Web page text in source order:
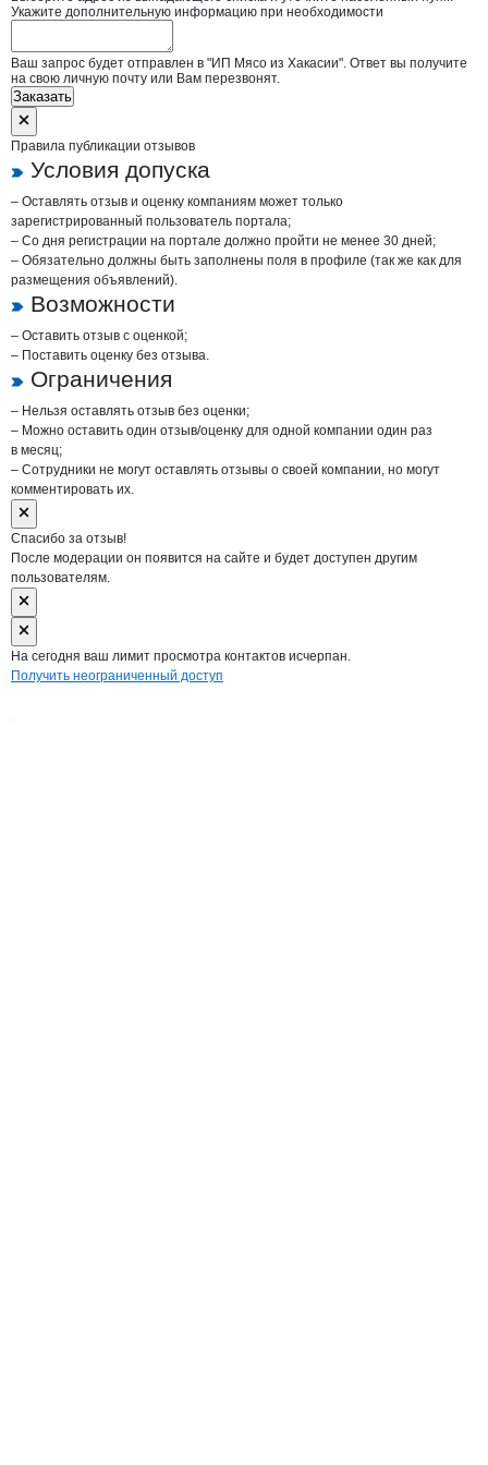
Укажите дополнительную информацию при необходимости
Ваш запрос будет отправлен в "ИП Мясо из Хакасии". Ответ вы получите
на свою личную почту или Вам перезвонят.
Заказать
Правила публикации отзывов
Условия допуска
– Оставлять отзыв и оценку компаниям может только
зарегистрированный пользователь портала;
– Со дня регистрации на портале должно пройти не менее 30 дней;
– Обязательно должны быть заполнены поля в профиле (так же как для
размещения объявлений).
Возможности
– Оставить отзыв с оценкой;
– Поставить оценку без отзыва.
Ограничения
– Нельзя оставлять отзыв без оценки;
– Можно оставить один отзыв/оценку для одной компании один раз
в месяц;
– Сотрудники не могут оставлять отзывы о своей компании, но могут
комментировать их.
Спасибо за отзыв!
После модерации он появится на сайте и будет доступен другим
пользователям.
На сегодня ваш лимит просмотра контактов исчерпан.
Получить неограниченный доступ